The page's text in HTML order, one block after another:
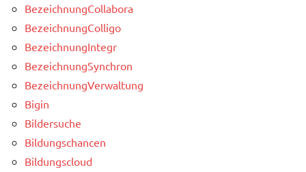
BezeichnungCollabora
BezeichnungColligo
BezeichnungIntegr
BezeichnungSynchron
BezeichnungVerwaltung
Bigin
Bildersuche
Bildungschancen
Bildungscloud